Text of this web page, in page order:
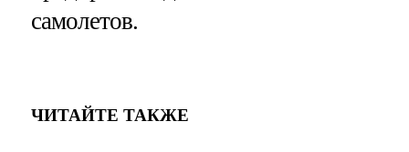
самолетов.
ЧИТАЙТЕ ТАКЖЕ